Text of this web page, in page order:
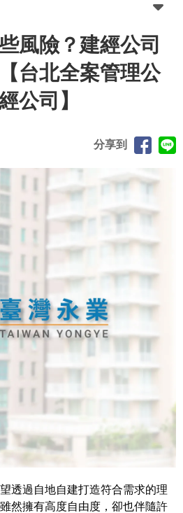
風險？建經公司
台北全案管理公
公司】
分享到
透過自地自建打造符合需求的理
然擁有高度自由度，卻也伴隨許